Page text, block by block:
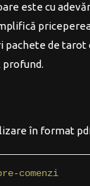
este cu
de tarot
profund.
în format
comenzi